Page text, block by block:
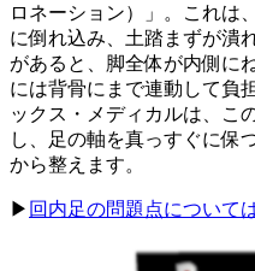
ロネーション）」。これは
に倒れ込み、土踏まずが潰
があると、脚全体が内側に
には背骨にまで連動して負
ックス・メディカルは、こ
し、足の軸を真っすぐに保
から整えます。
▶︎ 回内足の問題点について